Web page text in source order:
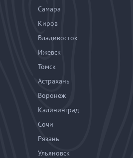
Самара
Киров
Владивосток
Ижевск
Томск
Астрахань
Воронеж
Калининград
Сочи
Рязань
Ульяновск